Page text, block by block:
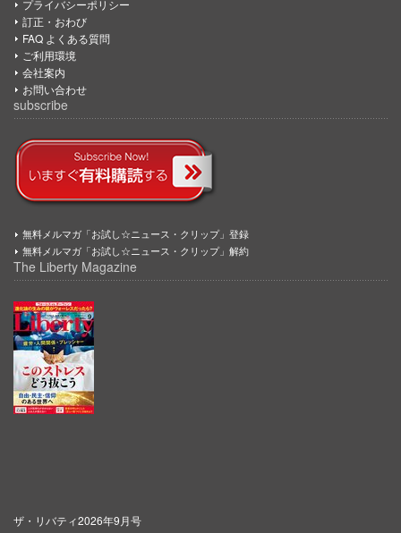
プライバシーポリシー
訂正・おわび
FAQ よくある質問
ご利用環境
会社案内
お問い合わせ
subscribe
無料メルマガ「お試し☆ニュース・クリップ」登録
無料メルマガ「お試し☆ニュース・クリップ」解約
The Liberty Magazine
ザ・リバティ2026年9月号